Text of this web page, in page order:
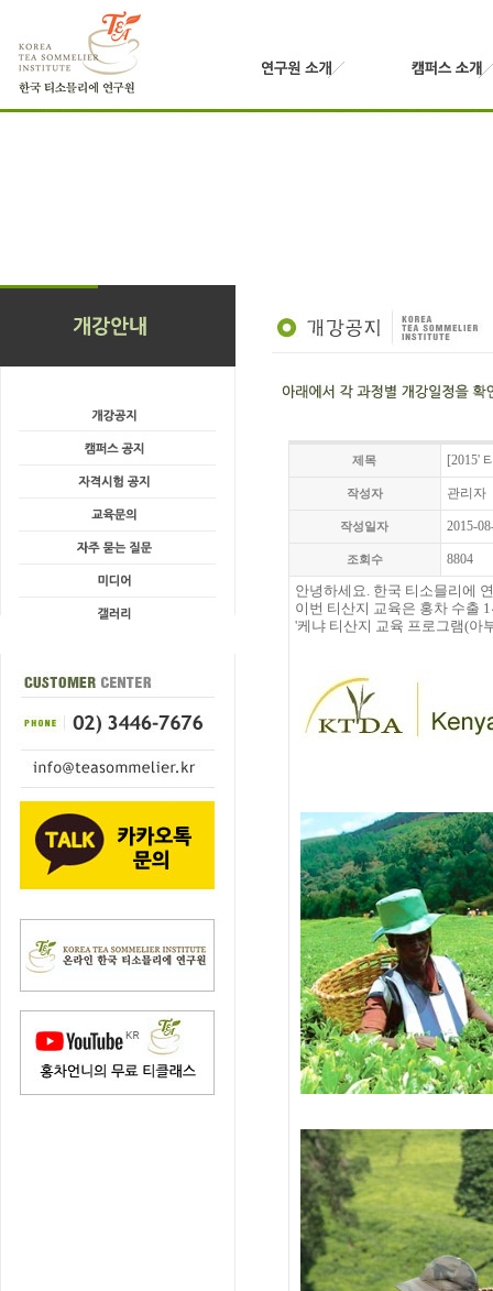
제목 [2015'
작성자 관리자
작성일자 2015-
조회수 8804
안녕하세요. 한국 티소믈리에
이번 티산지 교육은 홍차 수출
'케냐 티산지 교육 프로그램(아